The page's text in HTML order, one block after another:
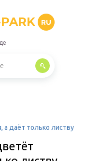
RU
а даёт только листву